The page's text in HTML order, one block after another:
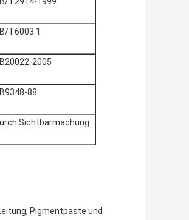
T6003.1
2005
88
Sichtbarmachung
Pigmentpaste und